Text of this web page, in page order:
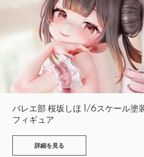
バレエ部 桜坂しほ 1/6スケール塗
フィギュア
詳細を見る